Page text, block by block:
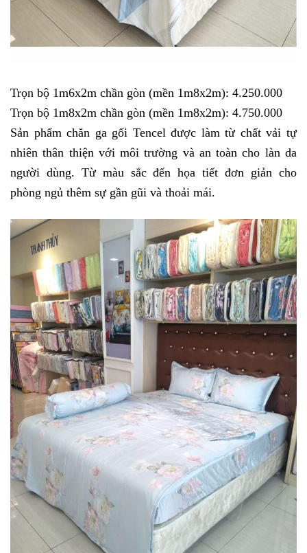
Trọn bộ 1m6x2m chần gòn (mền 1m8x2m): 4.250.000
Trọn bộ 1m8x2m chần gòn (mền 1m8x2m): 4.750.000
Sản phẩm chăn ga gối Tencel được làm từ chất vải tự
nhiên thân thiện với môi trường và an toàn cho làn da
người dùng. Từ màu sắc đến họa tiết đơn giản cho
phòng ngủ thêm sự gần gũi và thoải mái.